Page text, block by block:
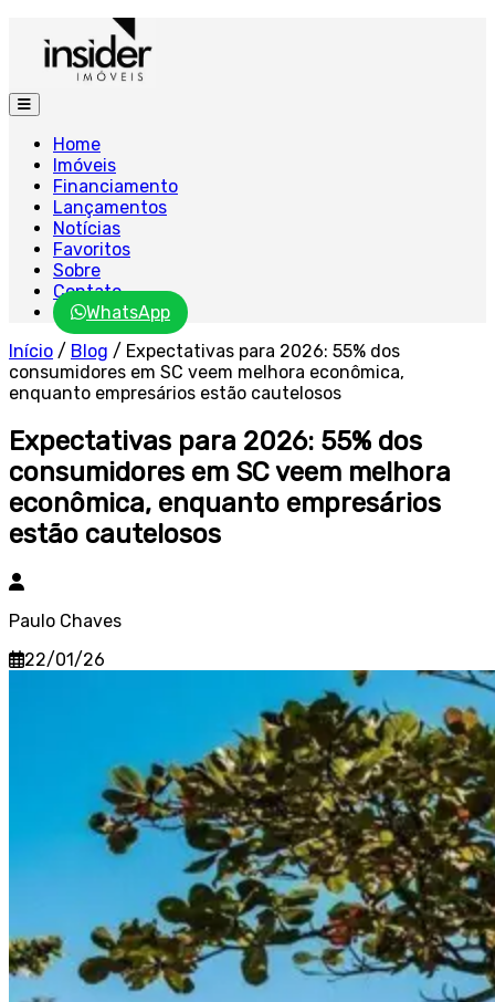
Home
Imóveis
Financiamento
Lançamentos
Notícias
Favoritos
Sobre
Contato
WhatsApp
Início / Blog / Expectativas para 2026: 55% dos
consumidores em SC veem melhora econômica,
enquanto empresários estão cautelosos
Expectativas para 2026: 55% dos
consumidores em SC veem melhora
econômica, enquanto empresários
estão cautelosos
Paulo Chaves
22/01/26